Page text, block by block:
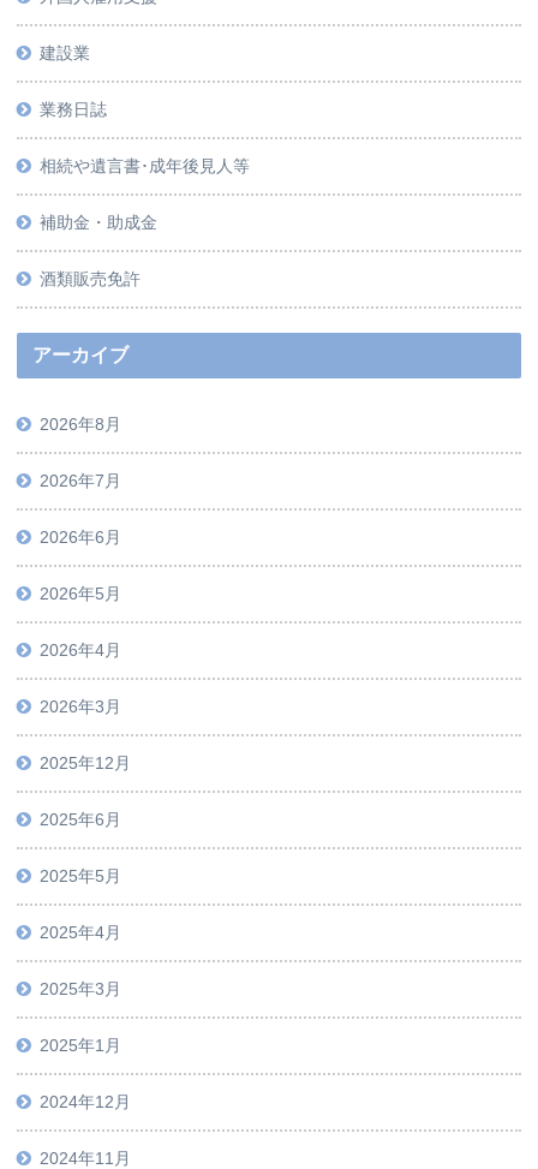
建設業
業務日誌
相続や遺言書･成年後見人等
補助金・助成金
酒類販売免許
アーカイブ
2026年8月
2026年7月
2026年6月
2026年5月
2026年4月
2026年3月
2025年12月
2025年6月
2025年5月
2025年4月
2025年3月
2025年1月
2024年12月
2024年11月